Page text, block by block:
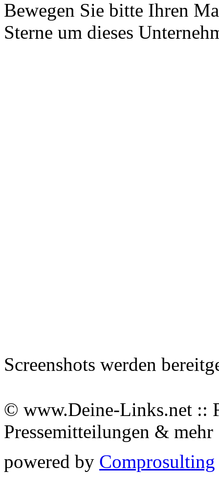
Bewegen Sie bitte Ihren
Sterne um dieses
Screenshots werden
© www.Deine-Links.net ::
Pressemitteilungen &
powered by Comprosulting